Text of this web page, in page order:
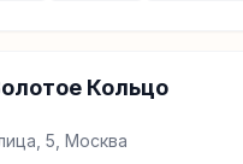
Кольцо
5, Москва